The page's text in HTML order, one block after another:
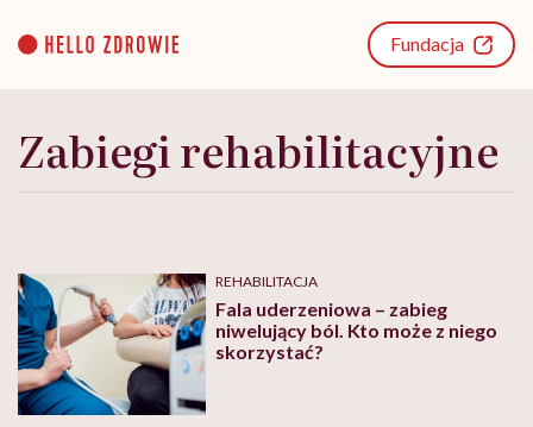
content
Fundacja
Zabiegi rehabilitacyjne
REHABILITACJA
Fala uderzeniowa – zabieg
niwelujący ból. Kto może z niego
skorzystać?